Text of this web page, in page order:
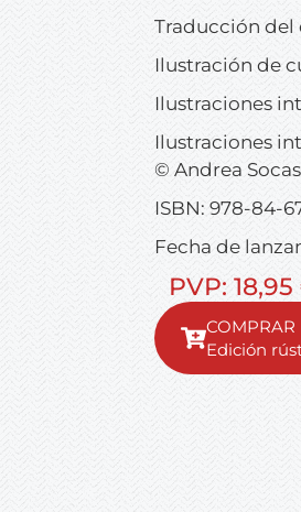
Traducción del
Ilustración de
Ilustraciones
Ilustraciones
© Andrea Socas
ISBN: 978-84-
Fecha de
PVP:
Edición